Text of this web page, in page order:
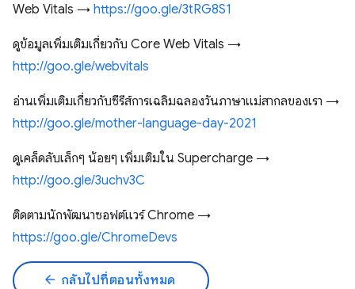
Web Vitals → https://goo.gle/3tRG8S1
ดูข้อมูลเพิ่มเติมเกี่ยวกับ Core Web Vitals →
http://goo.gle/webvitals
อ่านเพิ่มเติมเกี่ยวกับซีรีส์การเฉลิมฉลองวันภาษาแม่สากลของเรา →
http://goo.gle/mother-language-day-2021
ดูเคล็ดลับเล็กๆ น้อยๆ เพิ่มเติมใน Supercharge →
http://goo.gle/3uchv3C
ติดตามนักพัฒนาซอฟต์แวร์ Chrome →
https://goo.gle/ChromeDevs
arrow_back กลับไปที่ตอนทั้งหมด